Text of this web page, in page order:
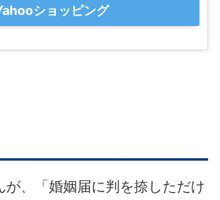
ショッピング
が、「婚姻届に判を捺しただけ